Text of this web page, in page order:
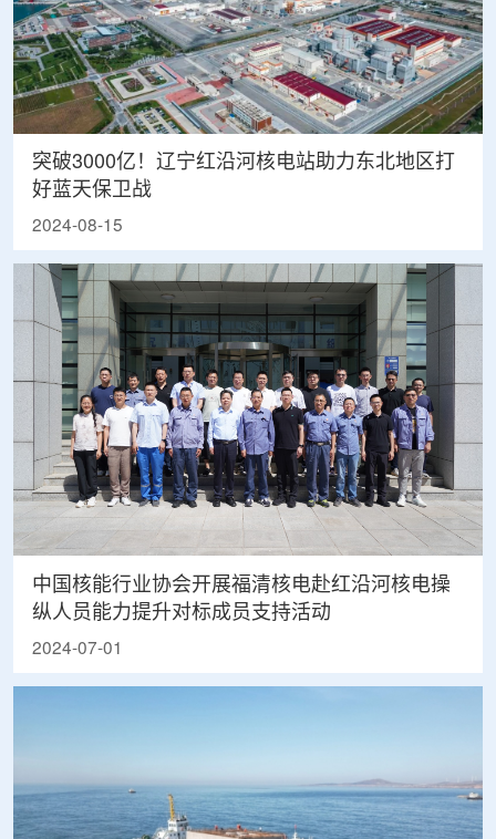
突破3000亿！辽宁红沿河核电站助力东北地区打
好蓝天保卫战
2024-08-15
中国核能行业协会开展福清核电赴红沿河核电操
纵人员能力提升对标成员支持活动
2024-07-01